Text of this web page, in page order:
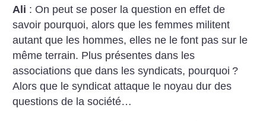
Ali : On peut se poser la question en effet de
savoir pourquoi, alors que les femmes militent
autant que les hommes, elles ne le font pas sur le
même terrain. Plus présentes dans les
associations que dans les syndicats, pourquoi ?
Alors que le syndicat attaque le noyau dur des
questions de la société…